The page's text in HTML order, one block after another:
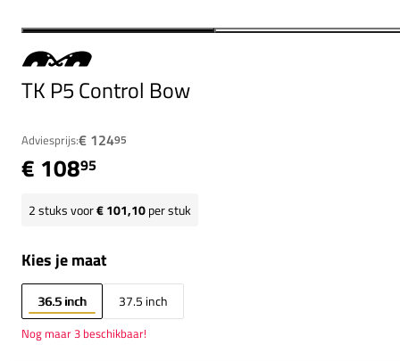
TK P5 Control Bow
Adviesprijs:€ 12495
€ 10895
2stuks voor€ 101,10per stuk
Kies je maat
36.5 inch 37.5 inch
Nog maar 3 beschikbaar!